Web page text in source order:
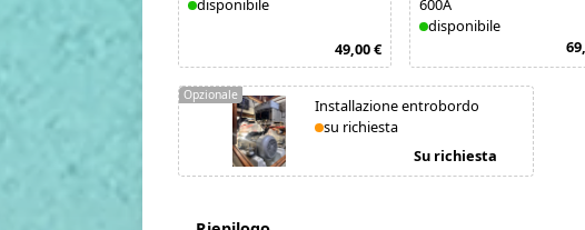
disponibile
49,00 €
600A
disponibile
Installazione entrobordo
su richiesta
Su richiesta
Opzionale